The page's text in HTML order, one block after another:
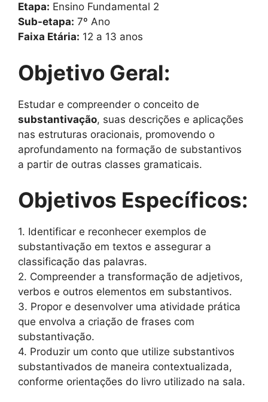
Etapa: Ensino Fundamental 2
Sub-etapa: 7º Ano
Faixa Etária: 12 a 13 anos
Objetivo Geral:
Estudar e compreender o conceito de
substantivação, suas descrições e aplicações
nas estruturas oracionais, promovendo o
aprofundamento na formação de substantivos
a partir de outras classes gramaticais.
Objetivos Específicos:
1. Identificar e reconhecer exemplos de
substantivação em textos e assegurar a
classificação das palavras.
2. Compreender a transformação de adjetivos,
verbos e outros elementos em substantivos.
3. Propor e desenvolver uma atividade prática
que envolva a criação de frases com
substantivação.
4. Produzir um conto que utilize substantivos
substantivados de maneira contextualizada,
conforme orientações do livro utilizado na sala.